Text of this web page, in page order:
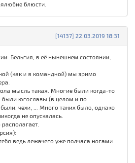
блюсти.
[14137] 22.03.2019 18:31
Бельгия, в её нынешнем состоянии,
(как и в командной) мы зримо
мысль такая. Многие были когда-то
были югославы (в целом и по
чехи, ... Много таких было, однако
не опускалась.
ведь лежачего уже полчаса ногами